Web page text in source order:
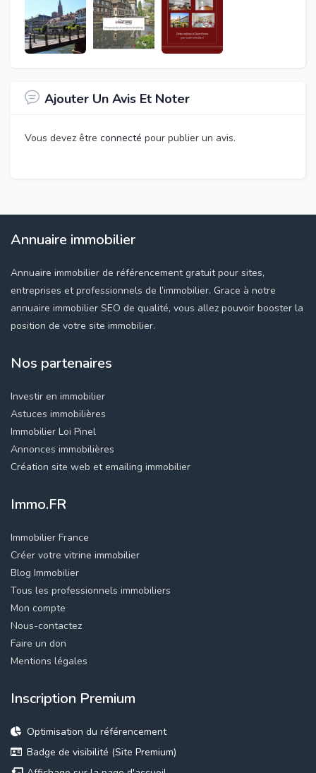
Ajouter Un Avis Et Noter
Vous devez être connecté pour publier un avis.
Annuaire immobilier
Annuaire immobilier de référencement gratuit pour sites,
entreprises et professionnels de l’immobilier. Grace à notre
annuaire immobilier SEO de qualité, vous allez pouvoir booster la
position de votre site immobilier.
Nos partenaires
Investir en immobilier
Astuces immobilières
Immobilier Loi Pinel
Annonces immobilières
Création site web et emailing immobilier
Immo.FR
Immobilier France
Créer votre vitrine immobilier
Blog Immobilier
Tous les professionnels immobiliers
Mon compte
Nous-contactez
Faire un don
Mentions légales
Inscription Premium
Optimisation du référencement
Badge de visibilité (Site Premium)